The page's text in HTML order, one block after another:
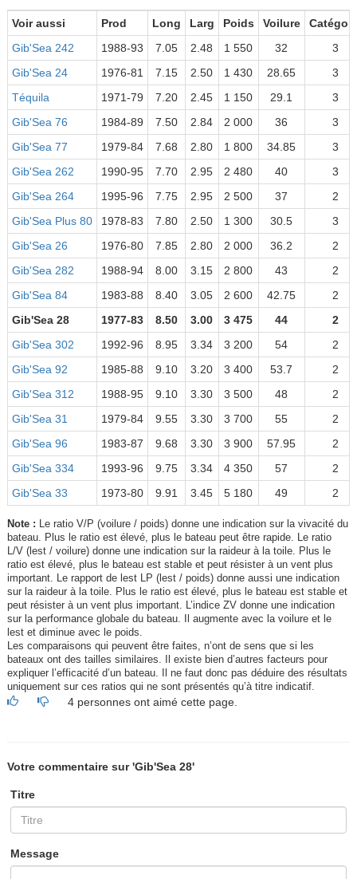
Voir aussi Prod Long Larg Poids Voilure
Gib'Sea 242
1988-93 7.05 2.48 1 550 32
3
Gib'Sea 24
1976-81 7.15 2.50 1 430 28.65
3
Téquila
1971-79 7.20 2.45 1 150 29.1
3
Gib'Sea 76
1984-89 7.50 2.84 2 000 36
3
Gib'Sea 77
1979-84 7.68 2.80 1 800 34.85
3
Gib'Sea 262
1990-95 7.70 2.95 2 480 40
3
Gib'Sea 264
1995-96 7.75 2.95 2 500 37
2
Gib'Sea Plus 80
1978-83 7.80 2.50 1 300 30.5
3
Gib'Sea 26
1976-80 7.85 2.80 2 000 36.2
2
Gib'Sea 282
1988-94 8.00 3.15 2 800 43
2
Gib'Sea 84
1983-88 8.40 3.05 2 600 42.75
2
Gib'Sea 28
1977-83 8.50 3.00 3 475 44
2
Gib'Sea 302
1992-96 8.95 3.34 3 200 54
2
Gib'Sea 92
1985-88 9.10 3.20 3 400 53.7
2
Gib'Sea 312
1988-95 9.10 3.30 3 500 48
2
Gib'Sea 31
1979-84 9.55 3.30 3 700 55
2
Gib'Sea 96
1983-87 9.68 3.30 3 900 57.95
2
Gib'Sea 334
1993-96 9.75 3.34 4 350 57
2
Gib'Sea 33
1973-80 9.91 3.45 5 180 49 2
Note : Le ratio V/P (voilure / poids) donne une indication sur la vivacité du
bateau. Plus le ratio est élevé, plus le bateau peut être rapide. Le ratio
L/V (lest / voilure) donne une indication sur la raideur à la toile. Plus le
ratio est élevé, plus le bateau est stable et peut résister à un vent plus
important. Le rapport de lest LP (lest / poids) donne aussi une indication
sur la raideur à la toile. Plus le ratio est élevé, plus le bateau est stable et
peut résister à un vent plus important. L’indice ZV donne une indication
sur la performance globale du bateau. Il augmente avec la voilure et le
lest et diminue avec le poids.
Les comparaisons qui peuvent être faites, n’ont de sens que si les
bateaux ont des tailles similaires. Il existe bien d’autres facteurs pour
expliquer l’efficacité d’un bateau. Il ne faut donc pas déduire des résultats
uniquement sur ces ratios qui ne sont présentés qu’à titre indicatif.
4 personnes ont aimé cette page.
Votre commentaire sur 'Gib'Sea 28'
Titre
Message